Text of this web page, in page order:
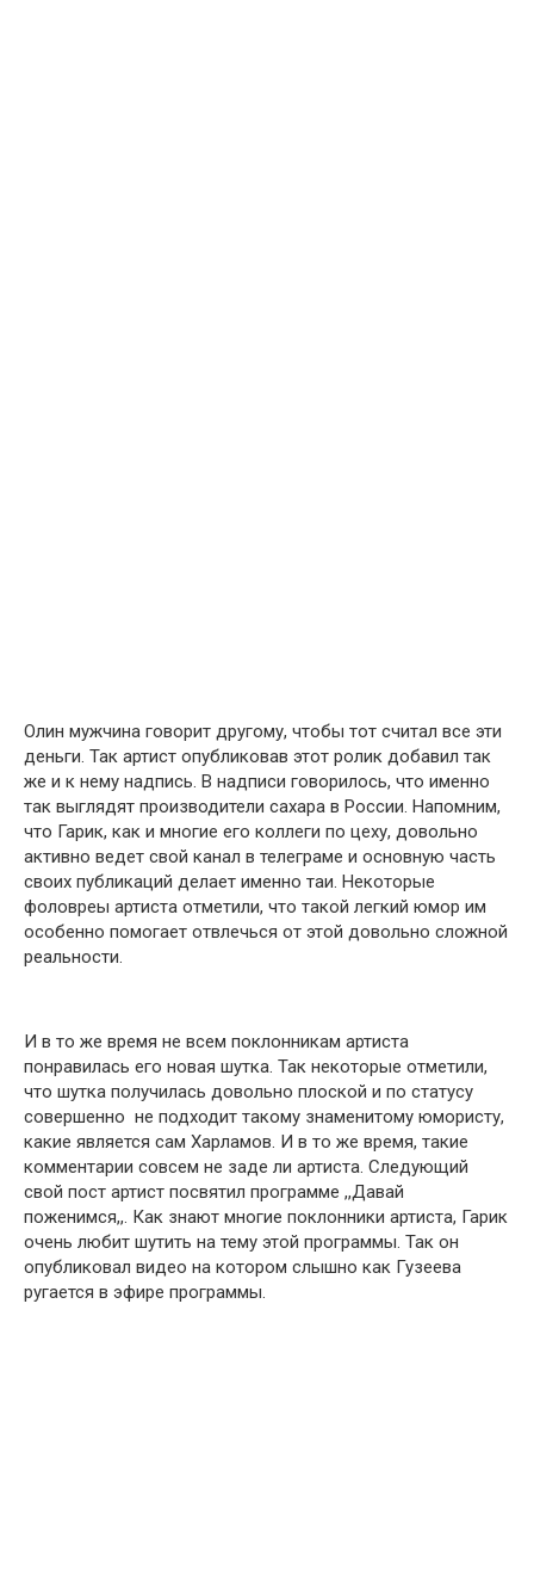
Олин мужчина говорит другому, чтобы тот считал все эти
деньги. Так артист опубликовав этот ролик добавил так
же и к нему надпись. В надписи говорилось, что именно
так выглядят производители сахара в России. Напомним,
что Гарик, как и многие его коллеги по цеху, довольно
активно ведет свой канал в телеграме и основную часть
своих публикаций делает именно таи. Некоторые
фоловреы артиста отметили, что такой легкий юмор им
особенно помогает отвлечься от этой довольно сложной
реальности.
И в то же время не всем поклонникам артиста
понравилась его новая шутка. Так некоторые отметили,
что шутка получилась довольно плоской и по статусу
совершенно не подходит такому знаменитому юмористу,
какие является сам Харламов. И в то же время, такие
комментарии совсем не заде ли артиста. Следующий
свой пост артист посвятил программе ,,Давай
поженимся,,. Как знают многие поклонники артиста, Гарик
очень любит шутить на тему этой программы. Так он
опубликовал видео на котором слышно как Гузеева
ругается в эфире программы.